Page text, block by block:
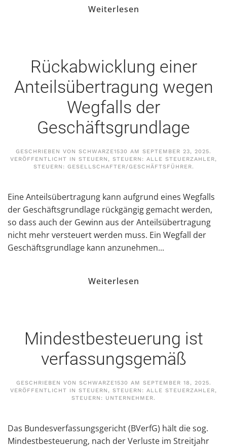
Weiterlesen
Rückabwicklung einer
Anteilsübertragung wegen
Wegfalls der
Geschäftsgrundlage
GESCHRIEBEN VON SCHWARZE1530 AM SEPTEMBER 23, 2025.
VERÖFFENTLICHT IN STEUERN , STEUERN: ALLE STEUERZAHLER,
STEUERN: GESELLSCHAFTER/GESCHÄFTSFÜHRER.
Eine Anteilsübertragung kann aufgrund eines Wegfalls
der Geschäftsgrundlage rückgängig gemacht werden,
so dass auch der Gewinn aus der Anteilsübertragung
nicht mehr versteuert werden muss. Ein Wegfall der
Geschäftsgrundlage kann anzunehmen...
Weiterlesen
Mindestbesteuerung ist
verfassungsgemäß
GESCHRIEBEN VON SCHWARZE1530 AM SEPTEMBER 18, 2025.
VERÖFFENTLICHT IN STEUERN, STEUERN: ALLE STEUERZAHLER,
STEUERN: UNTERNEHMER.
Das Bundesverfassungsgericht (BVerfG) hält die sog.
Mindestbesteuerung, nach der Verluste im Streitjahr